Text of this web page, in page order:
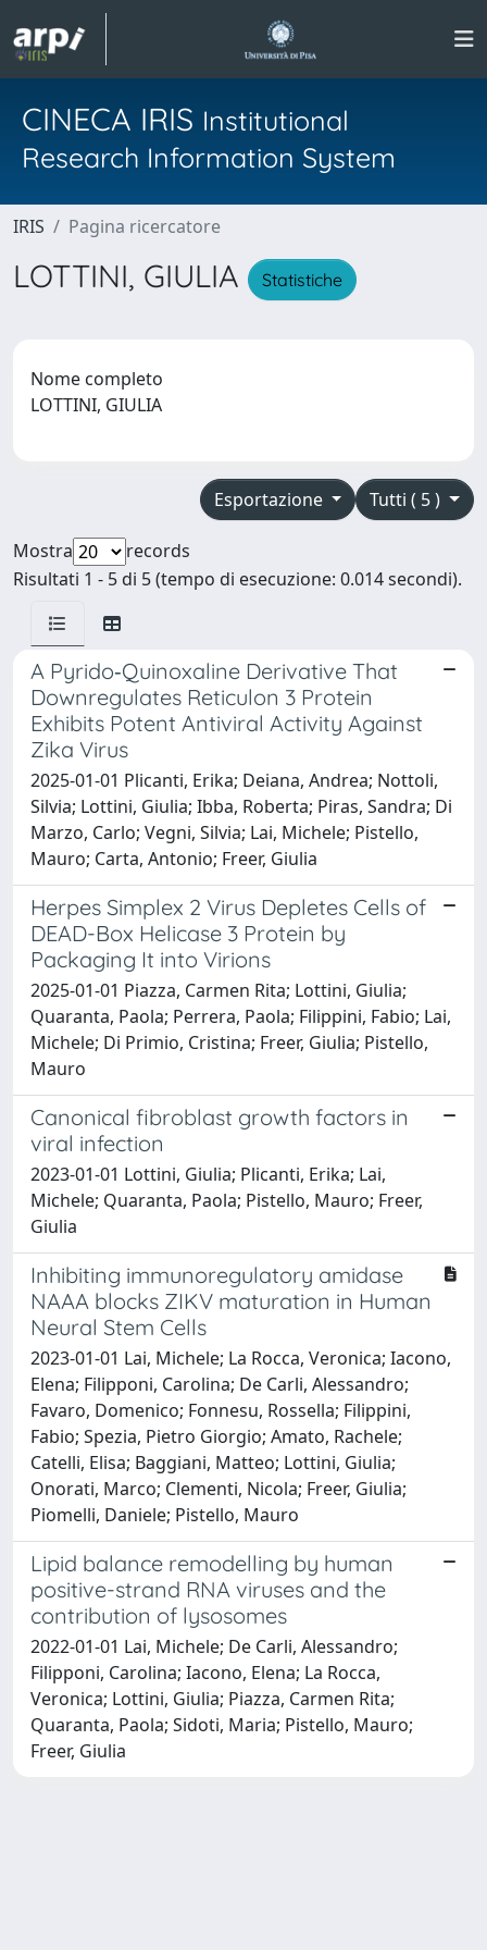
CINECA IRIS Institutional
Research Information System
IRIS Pagina ricercatore
LOTTINI, GIULIA Statistiche
Nome completo
LOTTINI, GIULIA
Tutti ( 5 )
Esportazione
Mostra
records
Risultati 1 - 5 di 5 (tempo di esecuzione: 0.014 secondi).
A Pyrido‐Quinoxaline Derivative That
Downregulates Reticulon 3 Protein
Exhibits Potent Antiviral Activity Against
Zika Virus
2025-01-01 Plicanti, Erika; Deiana, Andrea; Nottoli,
Silvia; Lottini, Giulia; Ibba, Roberta; Piras, Sandra; Di
Marzo, Carlo; Vegni, Silvia; Lai, Michele; Pistello,
Mauro; Carta, Antonio; Freer, Giulia
Herpes Simplex 2 Virus Depletes Cells of
DEAD-Box Helicase 3 Protein by
Packaging It into Virions
2025-01-01 Piazza, Carmen Rita; Lottini, Giulia;
Quaranta, Paola; Perrera, Paola; Filippini, Fabio; Lai,
Michele; Di Primio, Cristina; Freer, Giulia; Pistello,
Mauro
Canonical fibroblast growth factors in
viral infection
2023-01-01 Lottini, Giulia; Plicanti, Erika; Lai,
Michele; Quaranta, Paola; Pistello, Mauro; Freer,
Giulia
Inhibiting immunoregulatory amidase
NAAA blocks ZIKV maturation in Human
Neural Stem Cells
2023-01-01 Lai, Michele; La Rocca, Veronica; Iacono,
Elena; Filipponi, Carolina; De Carli, Alessandro;
Favaro, Domenico; Fonnesu, Rossella; Filippini,
Fabio; Spezia, Pietro Giorgio; Amato, Rachele;
Catelli, Elisa; Baggiani, Matteo; Lottini, Giulia;
Onorati, Marco; Clementi, Nicola; Freer, Giulia;
Piomelli, Daniele; Pistello, Mauro
Lipid balance remodelling by human
positive-strand RNA viruses and the
contribution of lysosomes
2022-01-01 Lai, Michele; De Carli, Alessandro;
Filipponi, Carolina; Iacono, Elena; La Rocca,
Veronica; Lottini, Giulia; Piazza, Carmen Rita;
Quaranta, Paola; Sidoti, Maria; Pistello, Mauro;
Freer, Giulia